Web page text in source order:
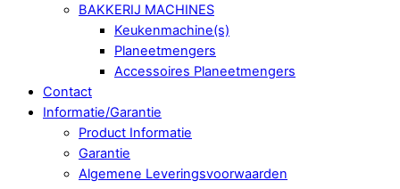
BAKKERIJ MACHINES
Keukenmachine(s)
Planeetmengers
Accessoires Planeetmengers
Contact
Informatie/Garantie
Product Informatie
Garantie
Algemene Leveringsvoorwaarden